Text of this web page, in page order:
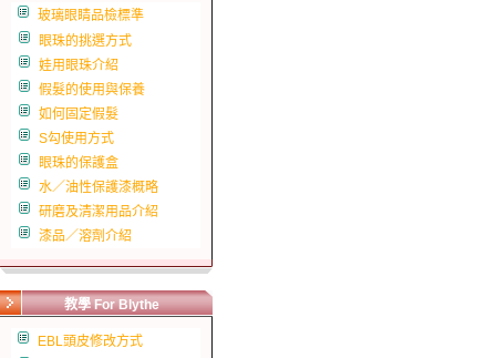
玻璃眼睛品檢標準
眼珠的挑選方式
娃用眼珠介紹
假髮的使用與保養
如何固定假髮
S勾使用方式
眼珠的保護盒
水／油性保護漆概略
研磨及清潔用品介紹
漆品／溶劑介紹
教學 For Blythe
EBL頭皮修改方式